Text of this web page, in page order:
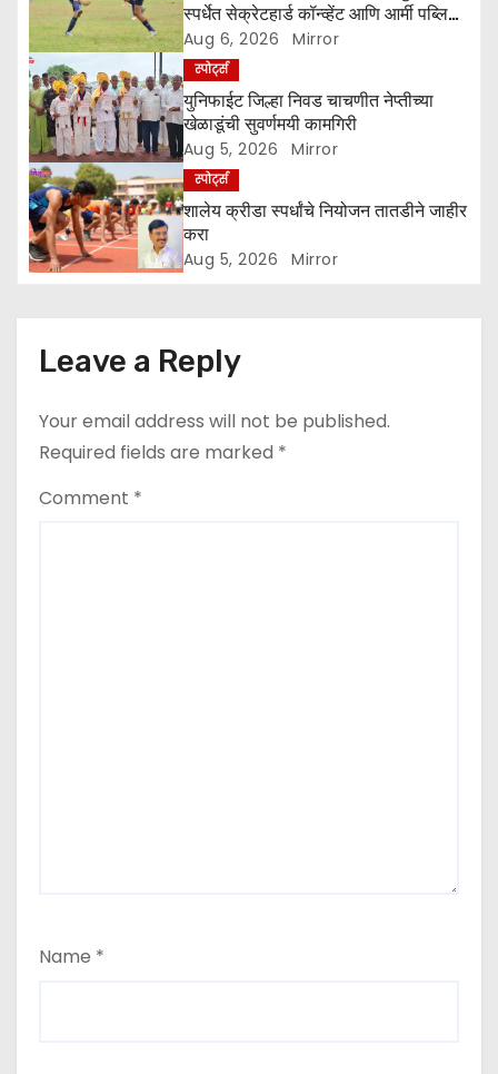
t
i
o
n
स्पर्धेत सेक्रेटहार्ड कॉन्व्हेंट आणि आर्मी पब्लिक
स्कूलची दमदार कामगिरी
Aug 6, 2026 Mirror
स्पोर्ट्स
युनिफाईट जिल्हा निवड चाचणीत नेप्तीच्या
खेळाडूंची सुवर्णमयी कामगिरी
Aug 5, 2026 Mirror
स्पोर्ट्स
शालेय क्रीडा स्पर्धांचे नियोजन तातडीने जाहीर
करा
Aug 5, 2026 Mirror
Leave a Reply
Your email address will not be published.
Required fields are marked *
Comment *
Name *